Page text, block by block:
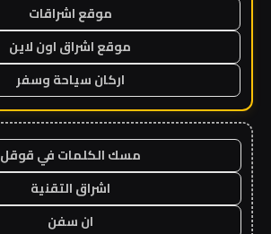
موقع اشراقات
موقع اشراق اون لاين
اركان سياحة وسفر
مسك الكلمات في قوقل
اشراق التقنية
ان سفن